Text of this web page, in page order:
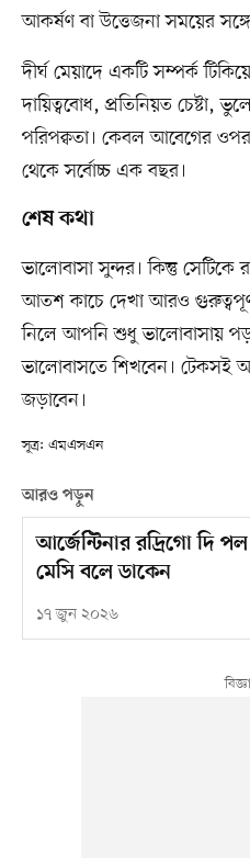
আকর্ষণ বা উত্তেজনা সময়ের
দীর্ঘ মেয়াদে একটি সম্পর্ক
দায়িত্ববোধ, প্রতিনিয়ত চেষ্টা,
পরিপক্বতা। কেবল আবেগের
থেকে সর্বোচ্চ এক বছর।
শেষ কথা
ভালোবাসা সুন্দর। কিন্তু সেটিকে
আতশ কাচে দেখা আরও
নিলে আপনি শুধু ভালোবাসায়
ভালোবাসতে শিখবেন। টেকসই
জড়াবেন।
সূত্র: এমএসএন
আরও পড়ুন
আর্জেন্টিনার রদ্রিগো দি
মেসি বলে ডাকেন
১৭ জুন ২০২৬